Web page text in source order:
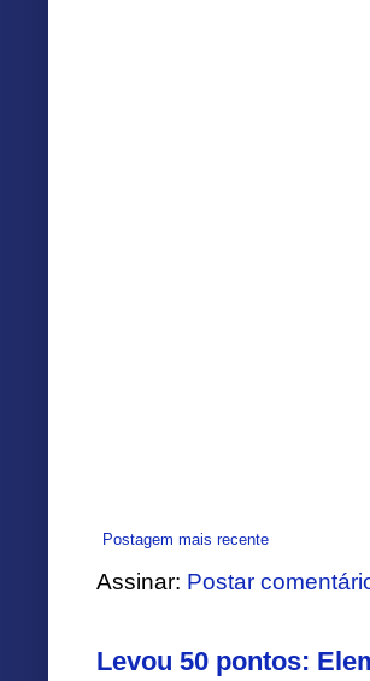
Postagem mais recente
Assinar: Postar
Levou 50 pontos: